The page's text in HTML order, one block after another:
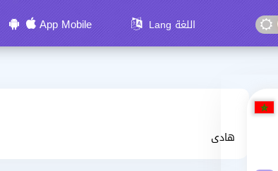
App Mobile Lang اللغة
هادى